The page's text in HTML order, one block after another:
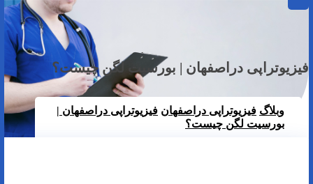
فیزیوتراپی دراصفهان | بورسیت لگن چیست؟
وبلاگ فیزیوتراپی دراصفهان فیزیوتراپی دراصفهان |
بورسیت لگن چیست؟